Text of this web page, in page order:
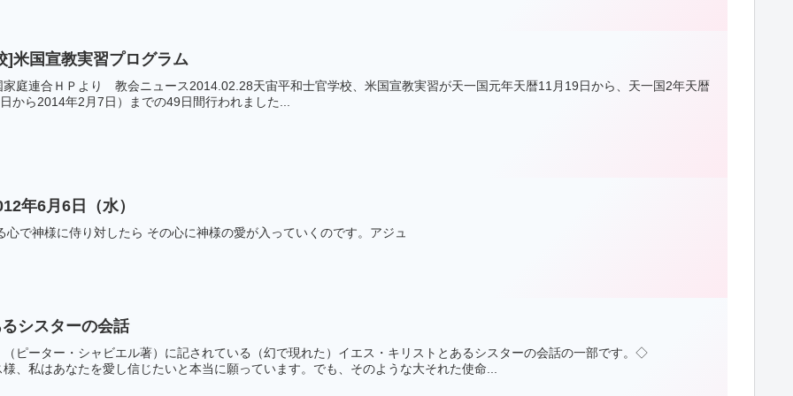
]米国宣教実習プログラム
家庭連合ＨＰより 教会ニュース2014.02.28天宙平和士官学校、米国宣教実習が天一国元年天暦11月19日から、天一国2年天暦
から2014年2月7日）までの49日間行われました...
年6月6日（水）
心で神様に侍り対したら その心に神様の愛が入っていくのです。アジュ
シスターの会話
（ピーター・シャビエル著）に記されている（幻で現れた）イエス・キリストとあるシスターの会話の一部です。◇
あなたを愛し信じたいと本当に願っています。でも、そのような大それた使命...